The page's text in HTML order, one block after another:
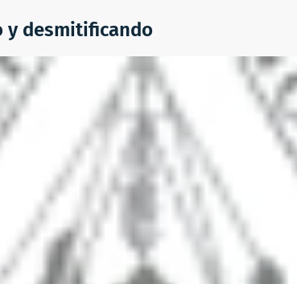
y desmitificando